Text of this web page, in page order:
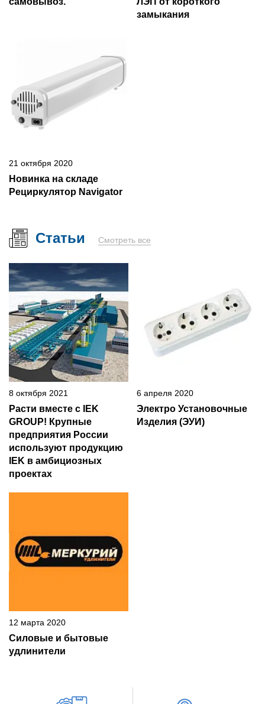
замыкания
21 октября 2020
Новинка на складе
Рециркулятор Navigator
Статьи Смотреть все
8 октября 2021
Расти вместе с IEK
GROUP! Крупные
предприятия России
используют продукцию
IEK в амбициозных
проектах
6 апреля 2020
Электро Установочные
Изделия (ЭУИ)
12 марта 2020
Силовые и бытовые
удлинители